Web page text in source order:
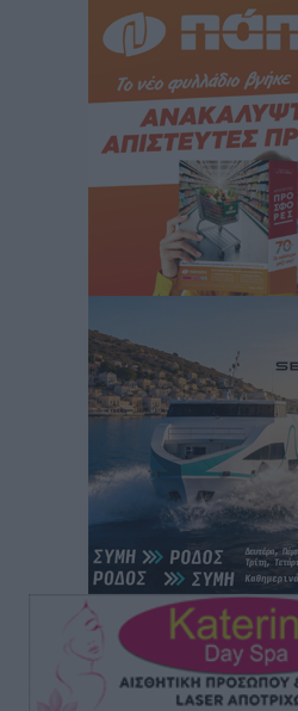
Γενναδίου παρουσία του
Τοπικές Ειδήσεις• πριν 2 ώρες
Στη Λέρο ο πρόεδρος του
Τοπικές Ειδήσεις• πριν 2 ώρες
Στα 2-2,35 GW ο στόχος για
αιολικά πάρκα που θα
πριν 3 ώρες
Η Ελλάδα κρατά το
γεωπολιτικές αναταράξεις
Ειδήσεις• πριν 4 ώρες
Σε κόκκινο συναγερμό επτά
της Πολιτικής Προστασίας
πριν 4 ώρες
ΑΑΔΕ: Αυξάνονται οι
– Στο μικροσκόπιο
και συναλλαγές POS
πριν 4 ώρες